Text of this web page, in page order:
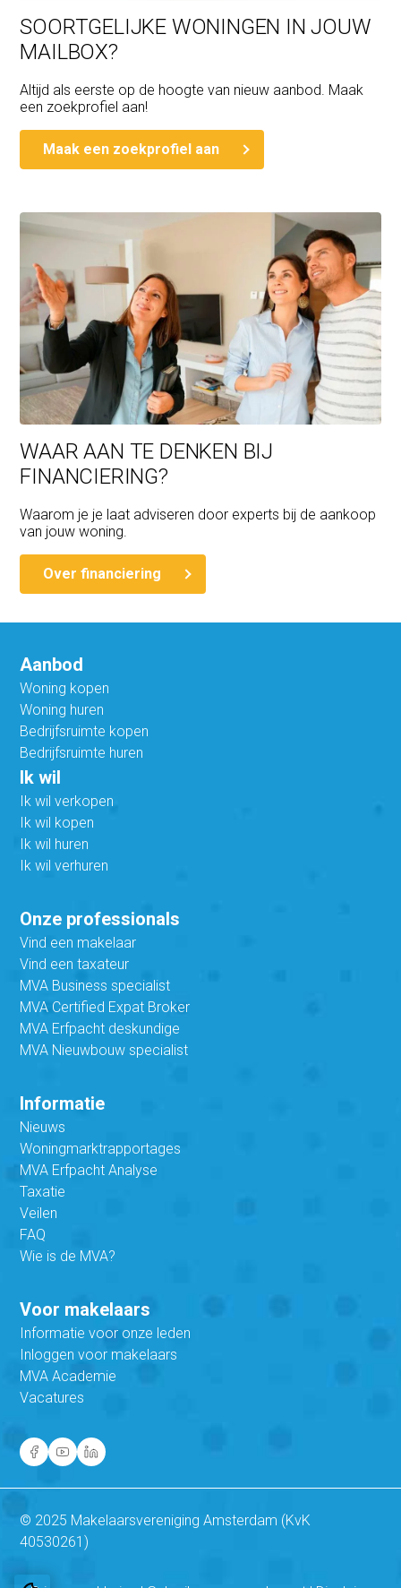
SOORTGELIJKE WONINGEN IN JOUW
MAILBOX?
Altijd als eerste op de hoogte van nieuw aanbod. Maak
een zoekprofiel aan!
Maak een zoekprofiel aan
WAAR AAN TE DENKEN BIJ
FINANCIERING?
Waarom je je laat adviseren door experts bij de aankoop
van jouw woning.
Over financiering
Aanbod
Woning kopen
Woning huren
Bedrijfsruimte kopen
Bedrijfsruimte huren
Ik wil
Ik wil verkopen
Ik wil kopen
Ik wil huren
Ik wil verhuren
Onze professionals
Vind een makelaar
Vind een taxateur
MVA Business specialist
MVA Certified Expat Broker
MVA Erfpacht deskundige
MVA Nieuwbouw specialist
Informatie
Nieuws
Woningmarktrapportages
MVA Erfpacht Analyse
Taxatie
Veilen
FAQ
Wie is de MVA?
Voor makelaars
Informatie voor onze leden
Inloggen voor makelaars
MVA Academie
Vacatures
© 2025 Makelaarsvereniging Amsterdam (KvK
40530261)